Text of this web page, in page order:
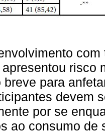
risco
breve para
devem
por se
ao consumo